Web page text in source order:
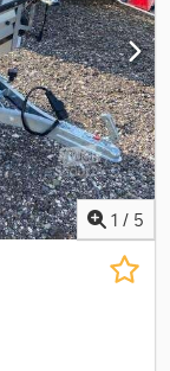
megtekintés előtt
Tcijpfx Amrsa
eladás jogát
1 / 5